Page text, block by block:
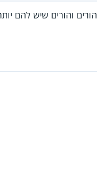
והורים שיש להם